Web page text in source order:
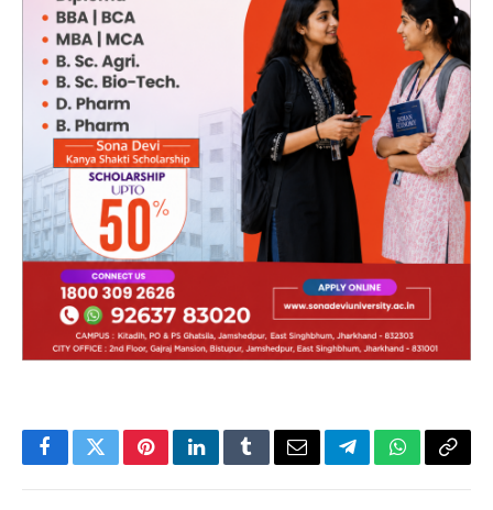
FacebookTwitterPinterestLinkedInTumblrEmailTelegramWhatsApp
Copy